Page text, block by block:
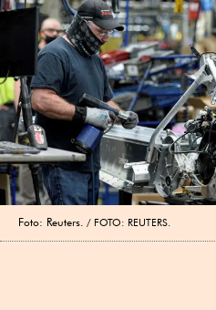
Foto: Reuters. FOTO: REUTERS.